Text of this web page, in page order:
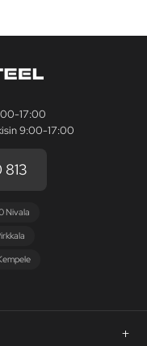
17:00
9:00-17:00
Nivala